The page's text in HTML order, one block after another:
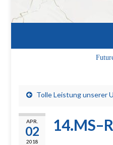
Tolle Leistung unserer
APR.
02
2018